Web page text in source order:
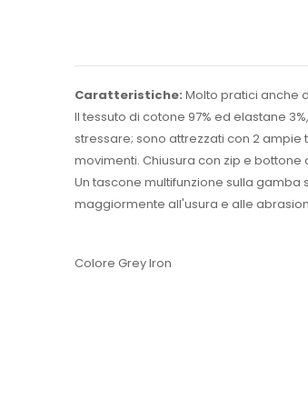
Caratteristiche: Molto pratici anche
Il tessuto di cotone 97% ed elastane
stressare; sono attrezzati con 2
movimenti. Chiusura con zip e bottone
Un tascone multifunzione sulla
maggiormente all'usura e alle
Colore Grey Iron